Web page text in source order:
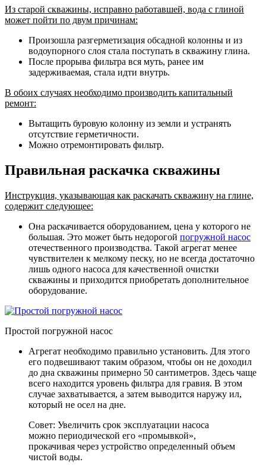
Из старой скважины, исправно работавшей, вода с глиной
может пойти по двум причинам:
Произошла разгерметизация обсадной колонны и из
водоупорного слоя стала поступать в скважину глина.
После прорыва фильтра вся муть, ранее им
задерживаемая, стала идти внутрь.
В обоих случаях необходимо производить капитальный
ремонт:
Вытащить буровую колонну из земли и устранять
отсутствие герметичности.
Можно отремонтировать фильтр.
Правильная раскачка скважины
Инструкция, указывающая как раскачать скважину на глине,
содержит следующее:
Она раскачивается оборудованием, цена у которого не
большая. Это может быть недорогой погружной насос
отечественного производства. Такой агрегат менее
чувствителен к мелкому песку, но не всегда достаточно
лишь одного насоса для качественной очистки
скважины и приходится приобретать дополнительное
оборудование.
Простой погружной насос
Агрегат необходимо правильно установить. Для этого
его подвешивают таким образом, чтобы он не доходил
до дна скважины примерно 50 сантиметров. Здесь чаще
всего находится уровень фильтра для гравия. В этом
случае захватывается, а затем выводится наружу ил,
который не осел на дне.
Совет: Увеличить срок эксплуатации насоса
можно периодической его «промывкой»,
прокачивая через устройство определенный объем
чистой воды.